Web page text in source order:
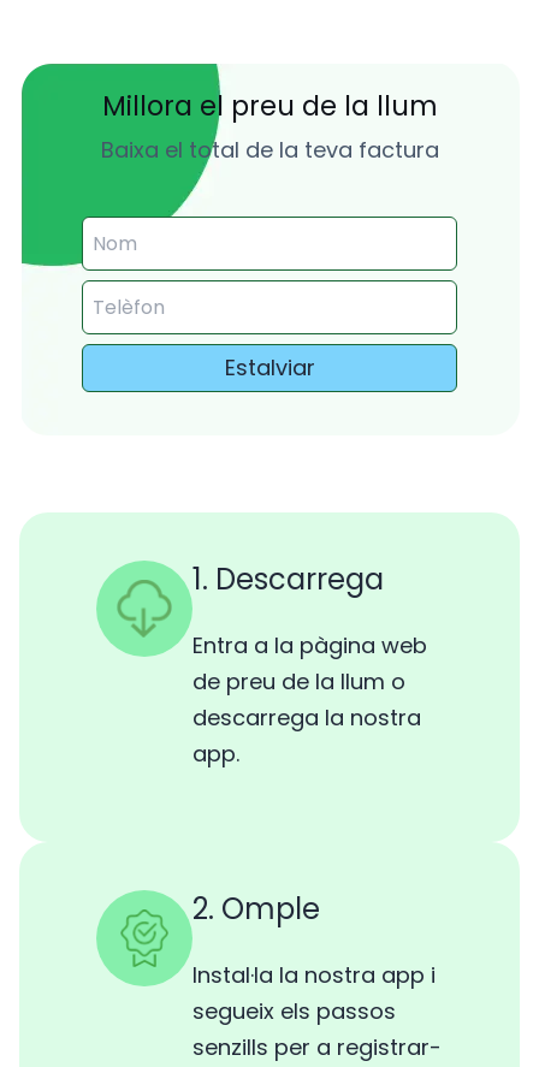
Millora el preu de la llum
Baixa el total de la teva factura
Estalviar
1. Descarrega
Entra a la pàgina web
de preu de la llum o
descarrega la nostra
app.
2. Omple
Instal·la la nostra app i
segueix els passos
senzills per a registrar-